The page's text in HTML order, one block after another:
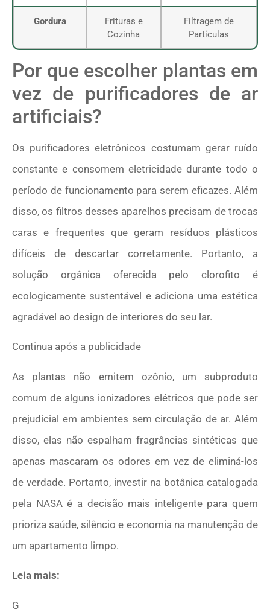
Gordura
Frituras e
Cozinha
Filtragem de
Partículas
Por que escolher plantas em
vez de purificadores de ar
artificiais?
Os purificadores eletrônicos costumam gerar ruído
constante e consomem eletricidade durante todo o
período de funcionamento para serem eficazes. Além
disso, os filtros desses aparelhos precisam de trocas
caras e frequentes que geram resíduos plásticos
difíceis de descartar corretamente. Portanto, a
solução orgânica oferecida pelo clorofito é
ecologicamente sustentável e adiciona uma estética
agradável ao design de interiores do seu lar.
Continua após a publicidade
As plantas não emitem ozônio, um subproduto
comum de alguns ionizadores elétricos que pode ser
prejudicial em ambientes sem circulação de ar. Além
disso, elas não espalham fragrâncias sintéticas que
apenas mascaram os odores em vez de eliminá-los
de verdade. Portanto, investir na botânica catalogada
pela NASA é a decisão mais inteligente para quem
prioriza saúde, silêncio e economia na manutenção de
um apartamento limpo.
Leia mais:
G